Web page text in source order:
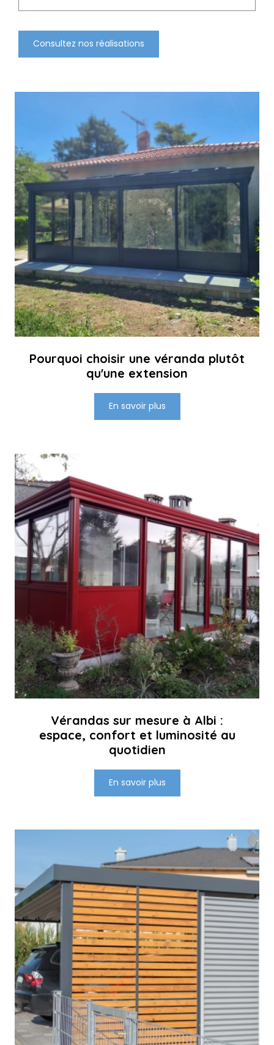
Consultez nos réalisations
Pourquoi choisir une véranda plutôt
qu'une extension
En savoir plus
Vérandas sur mesure à Albi :
espace, confort et luminosité au
quotidien
En savoir plus